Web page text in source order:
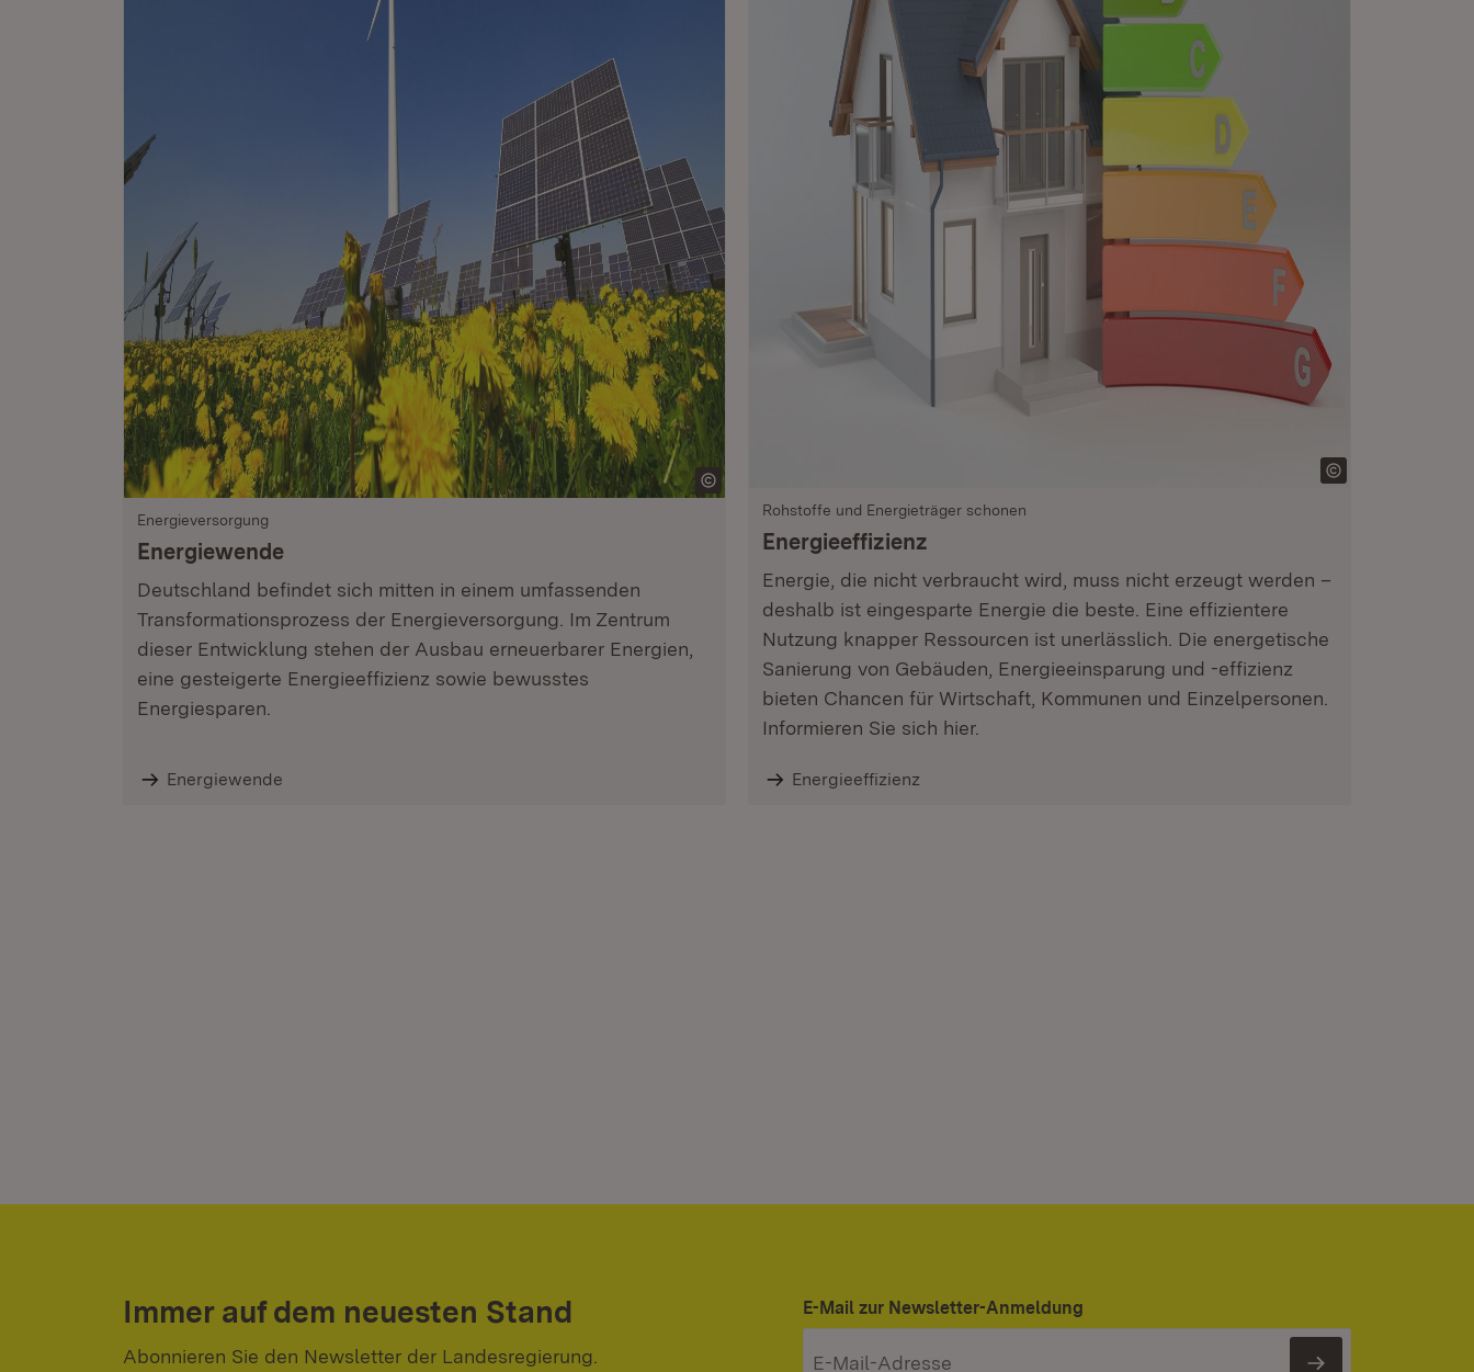
Energieversorgung
Energiewende
Deutschland befindet sich mitten in einem umfassenden
Transformationsprozess der Energieversorgung. Im Zentrum
dieser Entwicklung stehen der Ausbau erneuerbarer Energien,
eine gesteigerte Energieeffizienz sowie bewusstes
Energiesparen.
Energiewende
Rohstoffe und Energieträger schonen
Energieeffizienz
Energie, die nicht verbraucht wird, muss nicht erzeugt werden –
deshalb ist eingesparte Energie die beste. Eine effizientere
Nutzung knapper Ressourcen ist unerlässlich. Die energetische
Sanierung von Gebäuden, Energieeinsparung und -effizienz
bieten Chancen für Wirtschaft, Kommunen und Einzelpersonen.
Informieren Sie sich hier.
Energieeffizienz
Immer auf dem neuesten Stand
Abonnieren Sie den Newsletter der Landesregierung.
E-Mail zur Newsletter-Anmeldung